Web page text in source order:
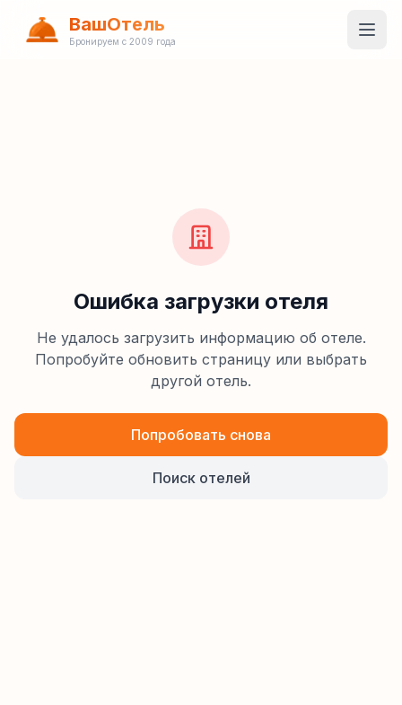
ВашОтель
Бронируем с 2009 года
Ошибка загрузки отеля
Не удалось загрузить информацию об отеле.
Попробуйте обновить страницу или выбрать
другой отель.
Попробовать снова
Поиск отелей